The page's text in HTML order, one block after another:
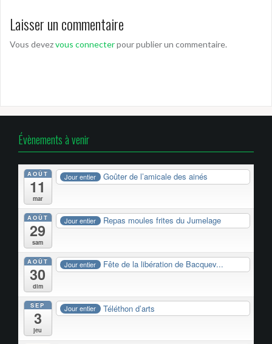
Laisser un commentaire
Vous devezvous connecterpour publier un commentaire.
Évènements à venir
AOÛT
11
mar
Jour entier Goûter de l’amicale des ainés
AOÛT
29
sam
Jour entier Repas moules frites du Jumelage
AOÛT
30
dim
Jour entier Fête de la libération de Bacquev...
SEP
3
jeu
Jour entier Téléthon d’arts